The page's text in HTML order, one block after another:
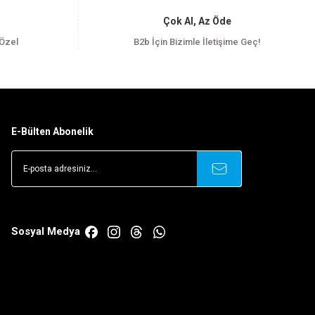
Çok Al, Az Öde
B2b İçin Bizimle İletişime Geç!
E-Bülten Abonelik
Sosyal Medya